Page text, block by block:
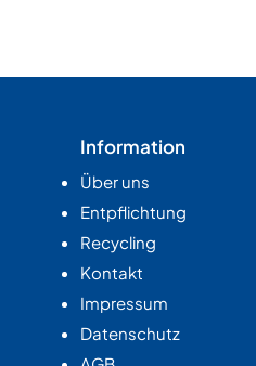
Information
Über uns
Entpflichtung
Recycling
Kontakt
Impressum
Datenschutz